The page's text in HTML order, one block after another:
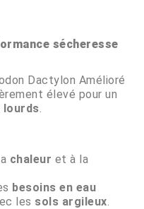
sécheresse
Dactylon Amélioré
élevé pour un
chaleur et à la
besoins en eau
les sols argileux